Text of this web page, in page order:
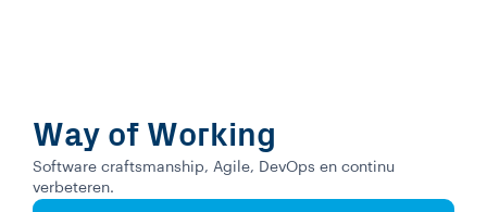
Way of Working
Software craftsmanship, Agile, DevOps en continu
verbeteren.